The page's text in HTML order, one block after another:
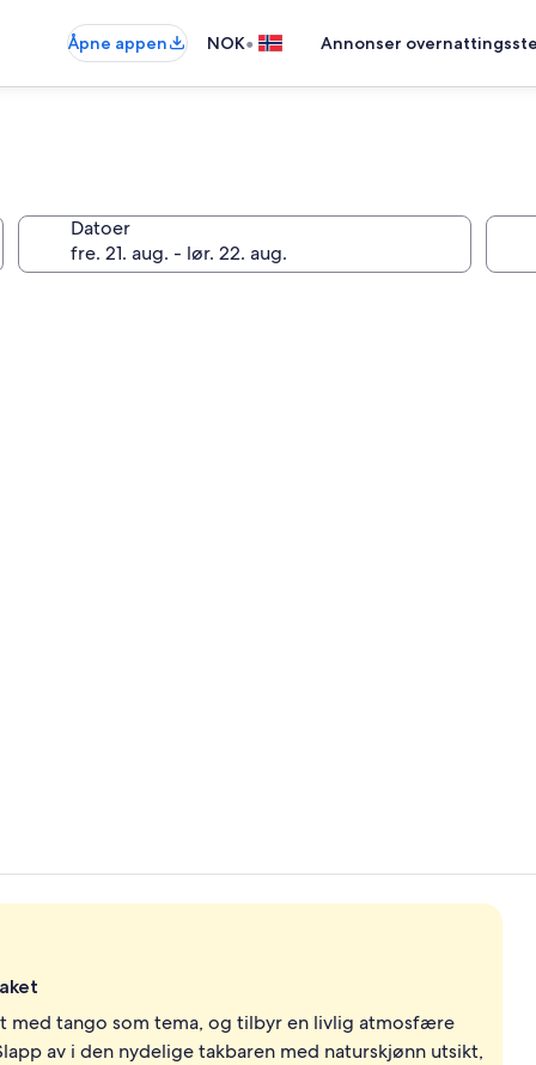
Åpne appen NOK• Annonser
Datoer
tango som tema, og tilbyr en livlig atmosfære
av i den nydelige takbaren med naturskjønn utsikt,